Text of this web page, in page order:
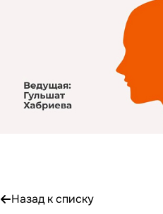
Назад к списку